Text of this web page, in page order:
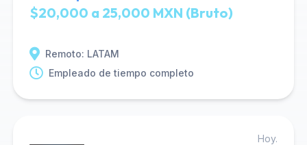
$20,000 a 25,000 MXN (Bruto)
Remoto: LATAM
Empleado de tiempo completo
Hoy.